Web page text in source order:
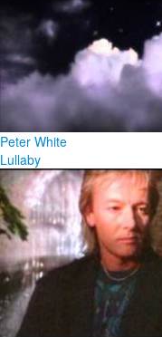
Peter White
Lullaby